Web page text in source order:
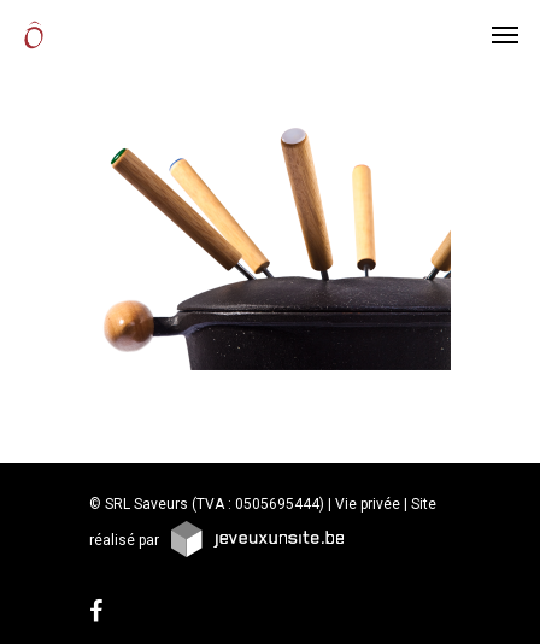
© SRL Saveurs (TVA : 0505695444) | Vie privée | Site
réalisé par